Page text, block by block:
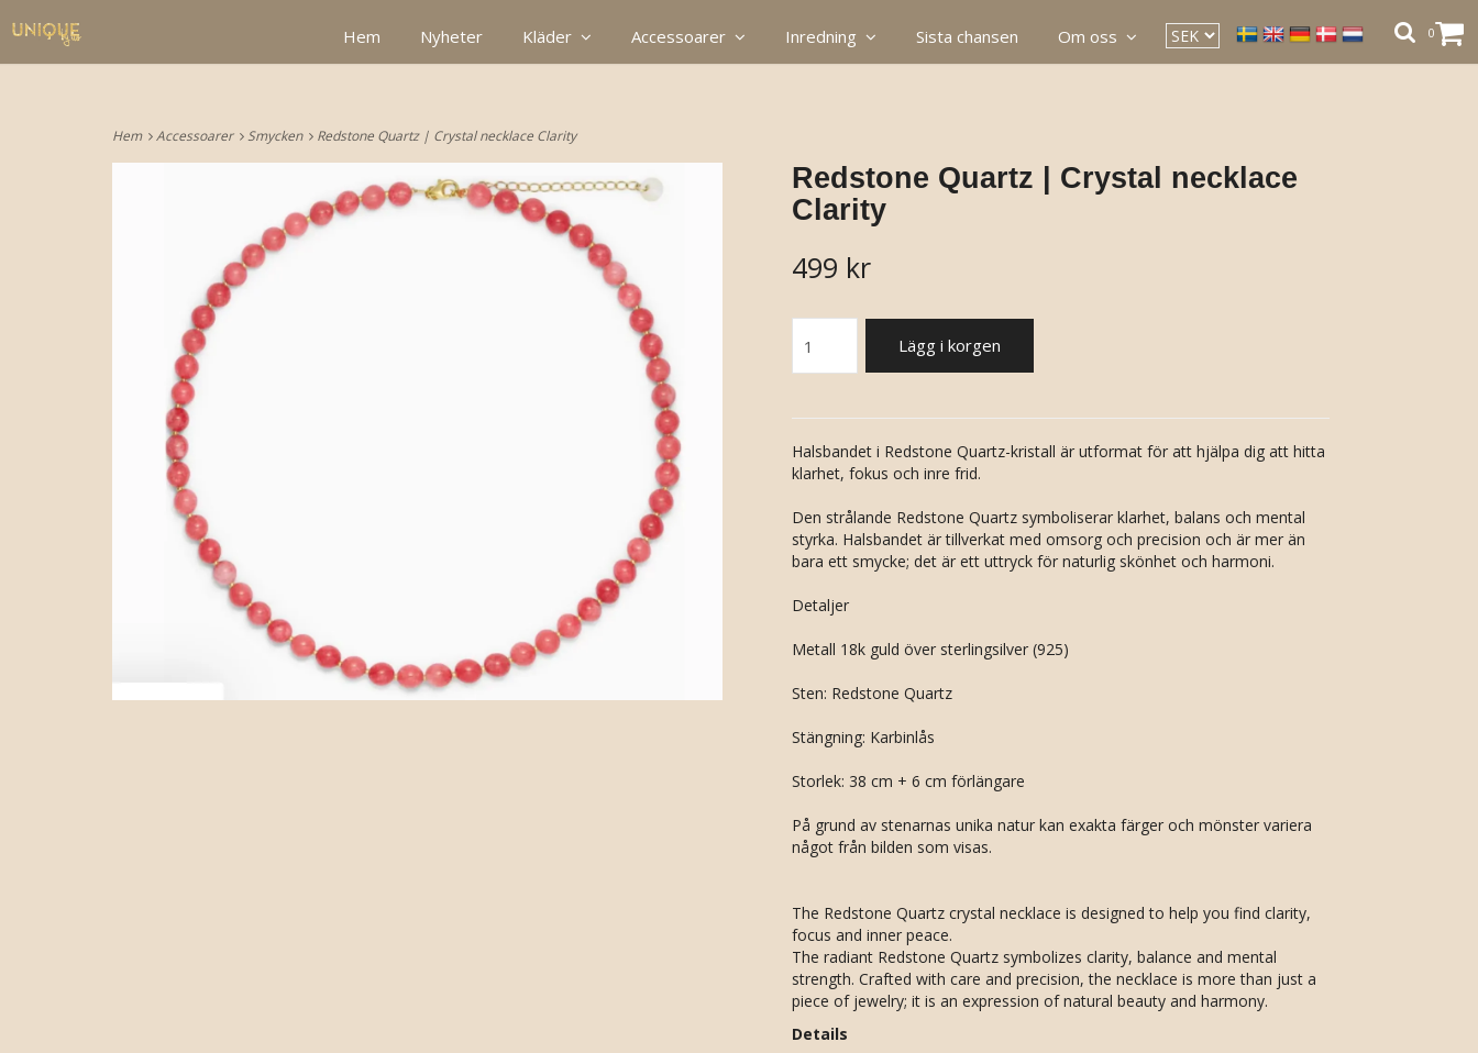
Hem Accessoarer Smycken Redstone Quartz | Crystal necklace Clarity
Redstone Quartz | Crystal necklace
Clarity
499 kr
Lägg i korgen
Halsbandet i Redstone Quartz-kristall är utformat för att hjälpa dig att hitta
klarhet, fokus och inre frid.
Den strålande Redstone Quartz symboliserar klarhet, balans och mental
styrka. Halsbandet är tillverkat med omsorg och precision och är mer än
bara ett smycke; det är ett uttryck för naturlig skönhet och harmoni.
Detaljer
Metall 18k guld över sterlingsilver (925)
Sten: Redstone Quartz
Stängning: Karbinlås
Storlek: 38 cm + 6 cm förlängare
På grund av stenarnas unika natur kan exakta färger och mönster variera
något från bilden som visas.
The Redstone Quartz crystal necklace is designed to help you find clarity,
focus and inner peace.
The radiant Redstone Quartz symbolizes clarity, balance and mental
strength. Crafted with care and precision, the necklace is more than just a
piece of jewelry; it is an expression of natural beauty and harmony.
Details
Hem Nyheter Kläder Accessoarer Inredning Sista chansen Om oss 0